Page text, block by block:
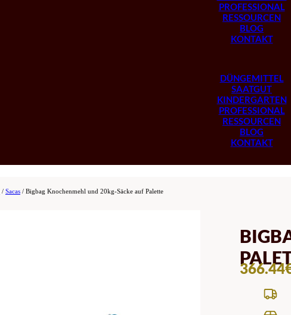
PROFESSIONAL
RESSOURCEN
BLOG
KONTAKT
DÜNGEMITTEL
SAATGUT
KINDERGARTEN
PROFESSIONAL
RESSOURCEN
BLOG
KONTAKT
/ Sacas / Bigbag Knochenmehl und 20kg-Säcke auf Palette
366.44